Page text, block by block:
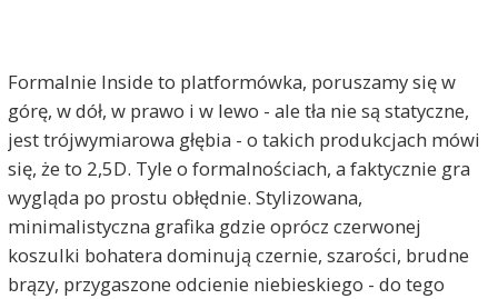
Formalnie Inside to platformówka, poruszamy się w
górę, w dół, w prawo i w lewo - ale tła nie są statyczne,
jest trójwymiarowa głębia - o takich produkcjach mówi
się, że to 2,5D. Tyle o formalnościach, a faktycznie gra
wygląda po prostu obłędnie. Stylizowana,
minimalistyczna grafika gdzie oprócz czerwonej
koszulki bohatera dominują czernie, szarości, brudne
brązy, przygaszone odcienie niebieskiego - do tego